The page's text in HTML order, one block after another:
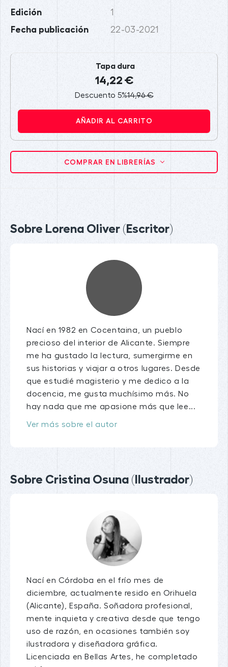
Edición 1
Fecha publicación 22-03-2021
Tapa dura
14,22 €
Descuento 5%14,96 €
AÑADIR AL CARRITO
COMPRAR EN LIBRERÍAS
Sobre Lorena Oliver (Escritor)
Nací en 1982 en Cocentaina, un pueblo
precioso del interior de Alicante. Siempre
me ha gustado la lectura, sumergirme en
sus historias y viajar a otros lugares. Desde
que estudié magisterio y me dedico a la
docencia, me gusta muchísimo más. No
hay nada que me apasione más que lee...
Ver más sobre el autor
Sobre Cristina Osuna (Ilustrador)
Nací en Córdoba en el frío mes de
diciembre, actualmente resido en Orihuela
(Alicante), España. Soñadora profesional,
mente inquieta y creativa desde que tengo
uso de razón, en ocasiones también soy
ilustradora y diseñadora gráfica.
Licenciada en Bellas Artes, he completado